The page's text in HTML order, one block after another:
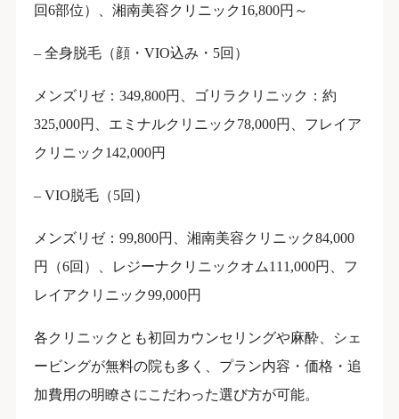
回6部位）、湘南美容クリニック16,800円～
– 全身脱毛（顔・VIO込み・5回）
メンズリゼ：349,800円、ゴリラクリニック：約
325,000円、エミナルクリニック78,000円、フレイア
クリニック142,000円
– VIO脱毛（5回）
メンズリゼ：99,800円、湘南美容クリニック84,000
円（6回）、レジーナクリニックオム111,000円、フ
レイアクリニック99,000円
各クリニックとも初回カウンセリングや麻酔、シェ
ービングが無料の院も多く、プラン内容・価格・追
加費用の明瞭さにこだわった選び方が可能。